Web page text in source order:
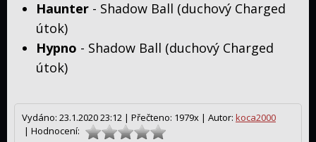
Haunter - Shadow Ball (duchový Charged
útok)
Hypno - Shadow Ball (duchový Charged
útok)
Vydáno: 23.1.2020 23:12 | Přečteno: 1979x | Autor: koca2000
| Hodnocení: